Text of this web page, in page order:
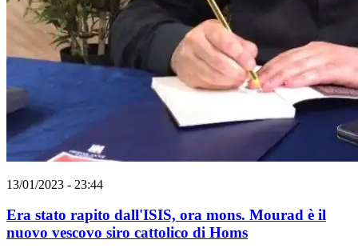
13/01/2023 - 23:44
Era stato rapito dall'ISIS, ora mons. Mourad è il
nuovo vescovo siro cattolico di Homs